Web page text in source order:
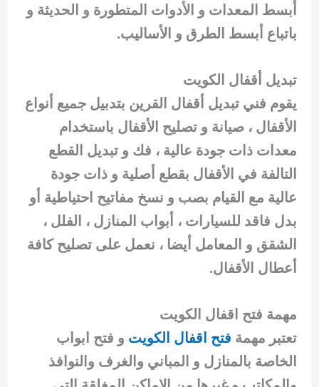
أبسط المعدات و الأدوات المتطورة و الحديثة و
باتباع أبسط الطرق و الأساليب.
تبديل أقفال الكويت
يقوم فني تبديل أقفال القرين بتدبيل جميع أنواع
الأقفال ، صيانة و تصليح الأقفال باستخدام
معدات ذات جودة عالية ، فك و تبديل القطع
التالفة في الأقفال بقطع أصلية و ذات جودة
عالية مع القيام بصب و نسخ مفاتيح احتياطية أو
بدل فاقد للسيارات ، أبواب المنازل ، الفلل ،
الشقق و المعامل أيضا ، نعمل على تصليح كافة
أعطال الأقفال.
مهمة فتح اقفال الكويت
تعتبر مهمة فتح اقفال الكويت و فتح ابواب
الخاصة بالمنازل و المباني والغرف والنوافذ